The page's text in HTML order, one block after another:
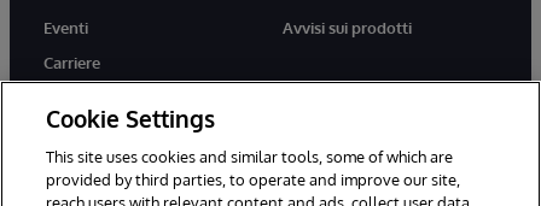
Eventi
Carriere
Avvisi sui prodotti
twitter youtubefacebooklinkedin
Cookie Settings
This site uses cookies and similar tools, some of which are
provided by third parties, to operate and improve our site,